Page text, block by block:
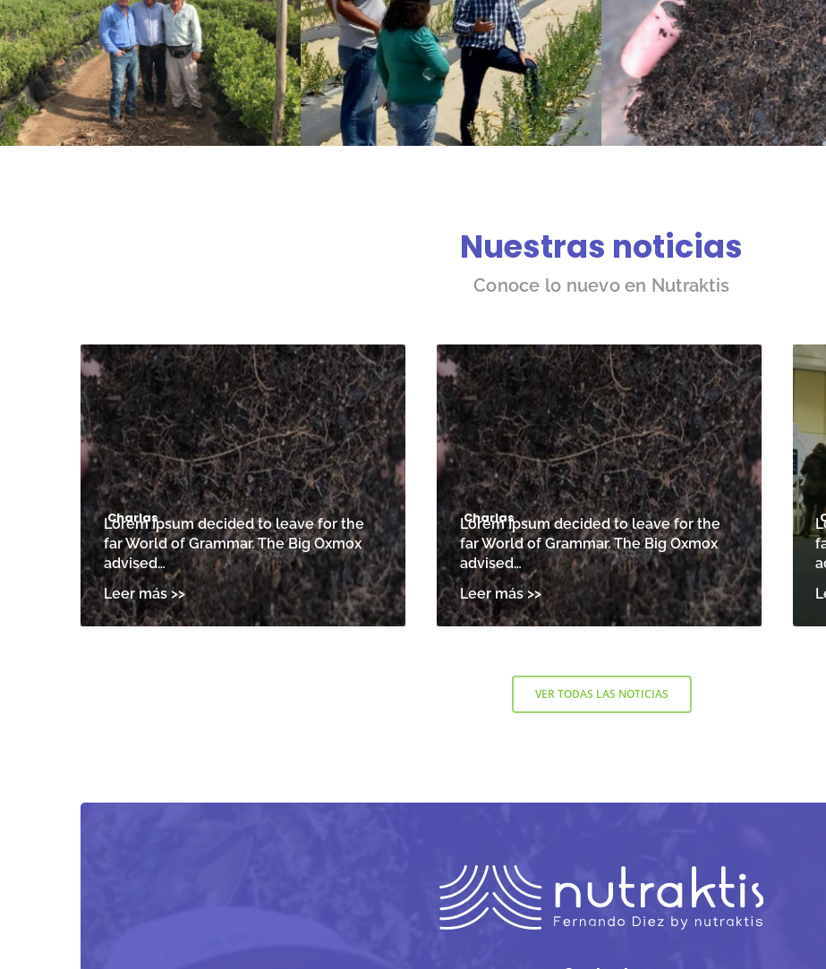
Nuestras noticias
Conoce lo nuevo en Nutraktis
Charlas
Lorem Ipsum decided to leave for the
far World of Grammar. The Big Oxmox
advised…
Charlas
Lorem Ipsum decided to leave for the
far World of Grammar. The Big Oxmox
advised…
VER TODAS LAS NOTICIAS